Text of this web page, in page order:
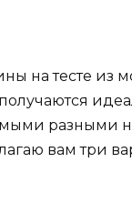
на тесте из
разными
вам три